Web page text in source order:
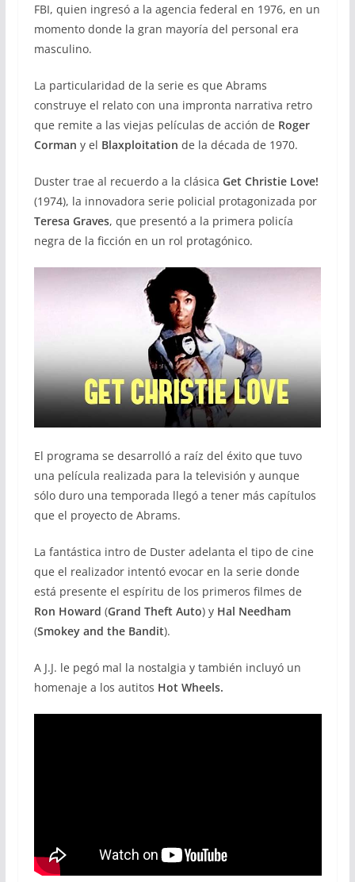
FBI, quien ingresó a la agencia federal en 1976, en un
momento donde la gran mayoría del personal era
masculino.
La particularidad de la serie es que Abrams
construye el relato con una impronta narrativa retro
que remite a las viejas películas de acción de Roger
Corman y el Blaxploitation de la década de 1970.
Duster trae al recuerdo a la clásica Get Christie Love!
(1974), la innovadora serie policial protagonizada por
Teresa Graves, que presentó a la primera policía
negra de la ficción en un rol protagónico.
El programa se desarrolló a raíz del éxito que tuvo
una película realizada para la televisión y aunque
sólo duro una temporada llegó a tener más capítulos
que el proyecto de Abrams.
La fantástica intro de Duster adelanta el tipo de cine
que el realizador intentó evocar en la serie donde
está presente el espíritu de los primeros filmes de
Ron Howard (Grand Theft Auto) y Hal Needham
(Smokey and the Bandit).
A J.J. le pegó mal la nostalgia y también incluyó un
homenaje a los autitos Hot Wheels.